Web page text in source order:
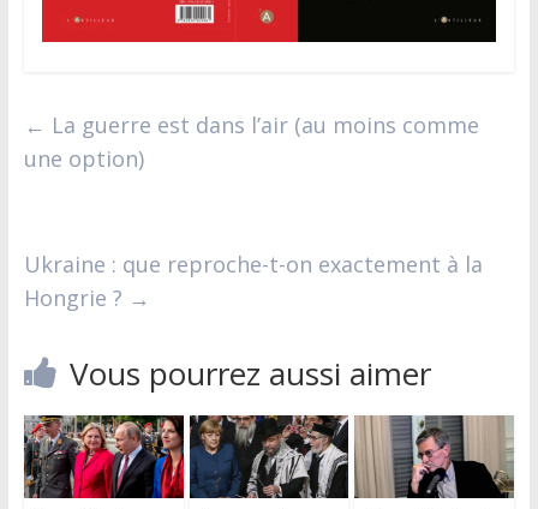
← La guerre est dans l’air (au moins comme
une option)
Ukraine : que reproche-t-on exactement à la
Hongrie ? →
Vous pourrez aussi aimer